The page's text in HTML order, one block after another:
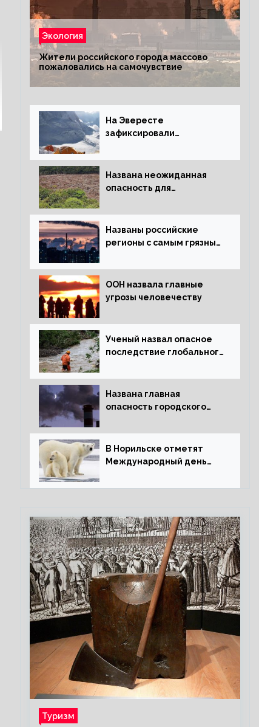
Экология
Жители российского города массово
пожаловались на самочувствие
На Эвересте
зафиксировали
таяние льда
Названа неожиданная
опасность для
планеты
Названы российские
регионы с самым грязным
ООН назвала главные
угрозы человечеству
Ученый назвал опасное
последствие глобального
Названа главная
опасность городского
В Норильске отметят
Международный день
Туризм